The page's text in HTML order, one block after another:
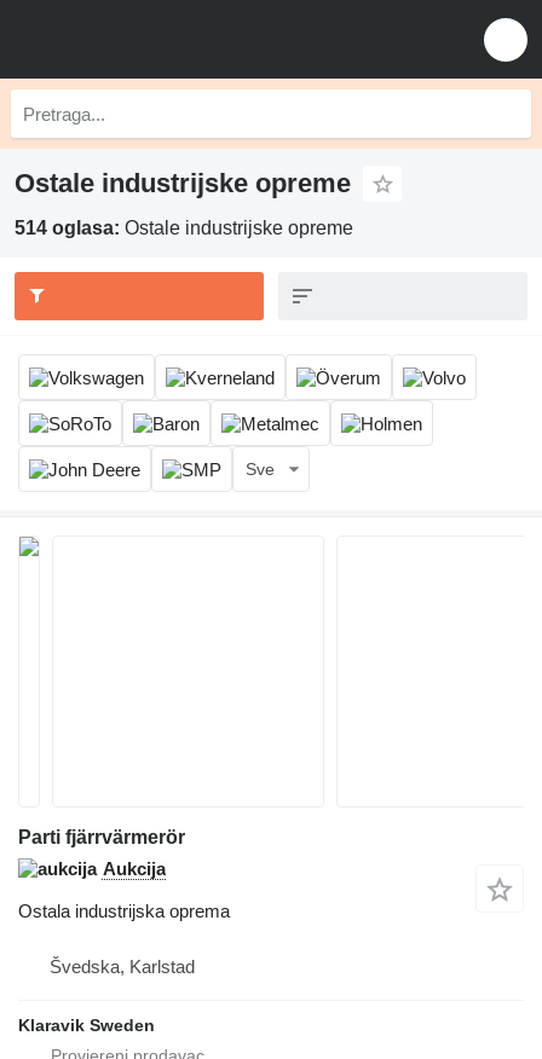
Ostale industrijske opreme
514 oglasa: Ostale industrijske opreme
Sve
Parti fjärrvärmerör
Aukcija
Ostala industrijska oprema
Švedska, Karlstad
Klaravik Sweden